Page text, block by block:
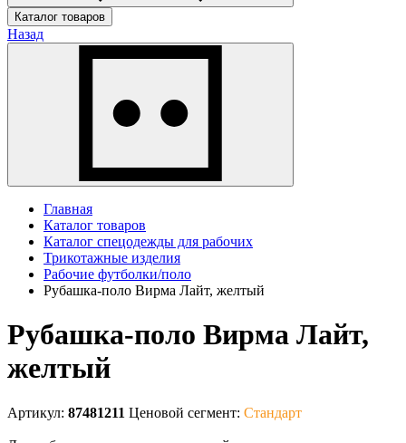
Каталог товаров
Назад
Главная
Каталог товаров
Каталог спецодежды для рабочих
Трикотажные изделия
Рабочие футболки/поло
Рубашка-поло Вирма Лайт, желтый
Рубашка-поло Вирма Лайт,
желтый
Артикул: 87481211 Ценовой сегмент: Стандарт